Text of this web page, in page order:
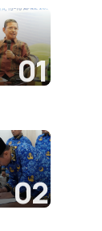
01
02